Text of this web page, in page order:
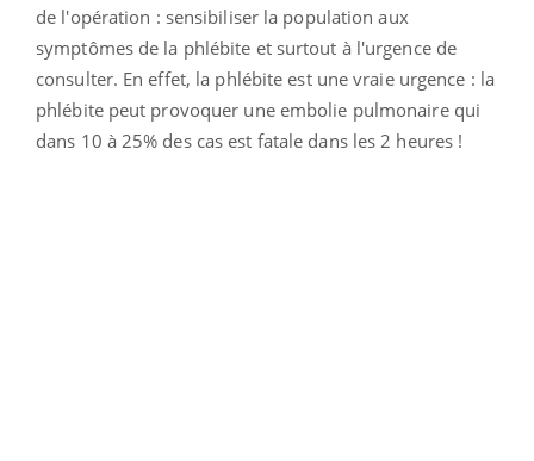
de l'opération : sensibiliser la population aux
symptômes de la phlébite et surtout à l'urgence de
consulter. En effet, la phlébite est une vraie urgence : la
phlébite peut provoquer une embolie pulmonaire qui
dans 10 à 25% des cas est fatale dans les 2 heures !